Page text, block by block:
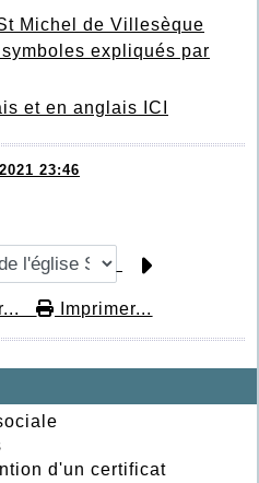
d'un certificat
Michel de Villesèque
expliqués par
et en anglais ICI
23:46
Imprimer...